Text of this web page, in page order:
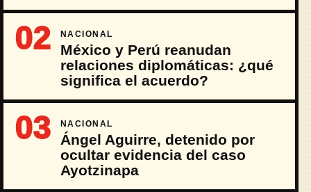
02 NACIONAL
México y Perú reanudan
relaciones diplomáticas: ¿qué
significa el acuerdo?
03 NACIONAL
Ángel Aguirre, detenido por
ocultar evidencia del caso
Ayotzinapa